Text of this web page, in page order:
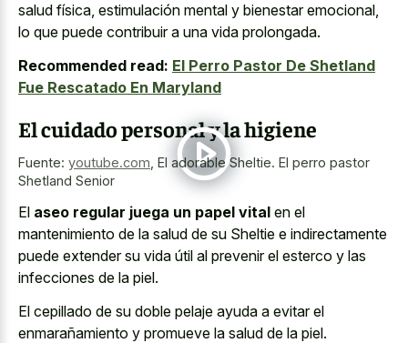
salud física, estimulación mental y bienestar emocional,
lo que puede contribuir a una vida prolongada.
Recommended read: El Perro Pastor De Shetland
Fue Rescatado En Maryland
El cuidado personal y la higiene
Fuente: youtube.com El adorable Sheltie. El perro pastor
Shetland Senior
El aseo regular juega un papel vital en el
mantenimiento de la salud de su Sheltie e indirectamente
puede extender su vida útil al prevenir el esterco y las
infecciones de la piel.
El cepillado de su doble pelaje ayuda a evitar el
enmarañamiento y promueve la salud de la piel.